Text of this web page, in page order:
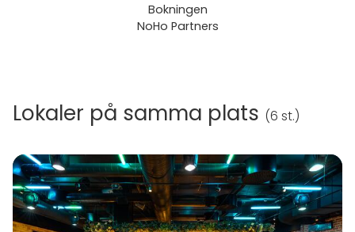
Bokningen
NoHo Partners
Lokaler på samma plats (6 st.)